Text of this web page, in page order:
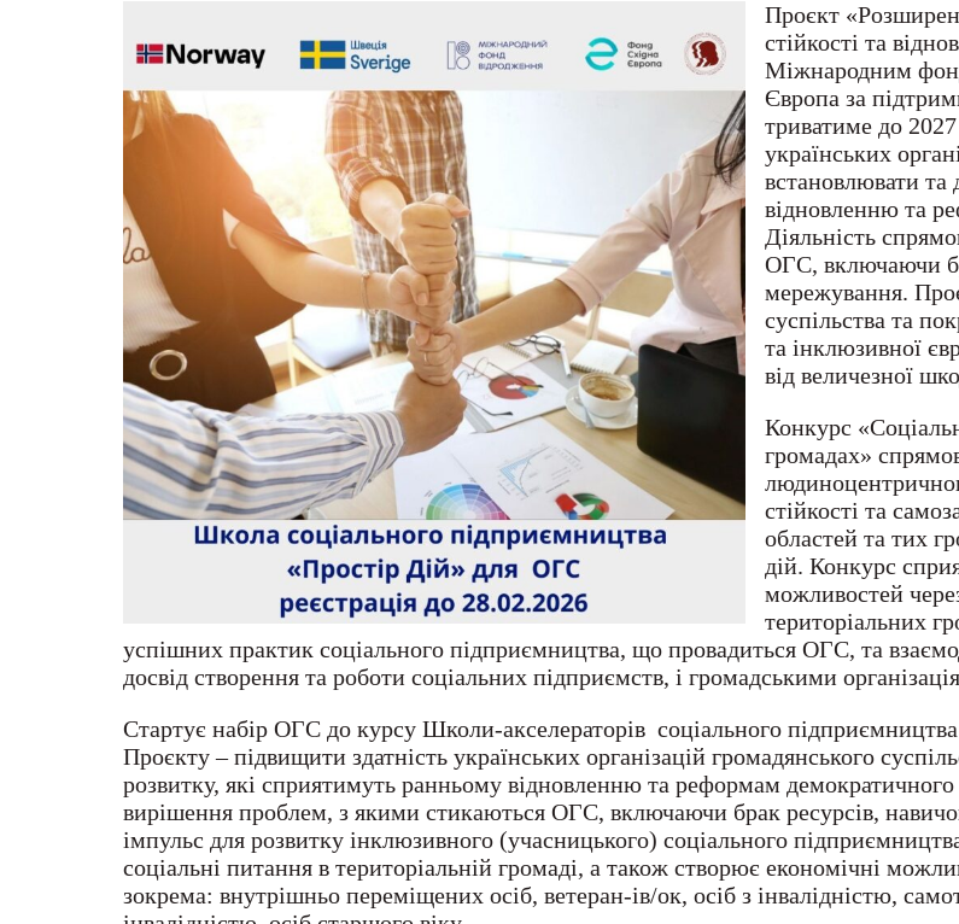
Проєкт
стійкості та
Міжнародним
Європа за
триватиме до
українських
встановлювати та
відновленню та
Діяльність
ОГС, включаючи
мережування.
суспільства та
та інклюзивної
від величезної
Конкурс
громадах»
стійкості та
областей та тих
дій. Конкурс
можливостей
територіальних
успішних практик соціального підприємництва, що провадиться ОГС, та
досвід створення та роботи соціальних підприємств, і громадськими
Стартує набір ОГС до курсу Школи-акселераторів соціального
Проєкту – підвищити здатність українських організацій громадянського
розвитку, які сприятимуть ранньому відновленню та реформам демократичного
вирішення проблем, з якими стикаються ОГС, включаючи брак ресурсів,
імпульс для розвитку інклюзивного (учасницького) соціального
соціальні питання в територіальній громаді, а також створює економічні
зокрема: внутрішньо переміщених осіб, ветеран-ів/ок, осіб з інвалідністю,